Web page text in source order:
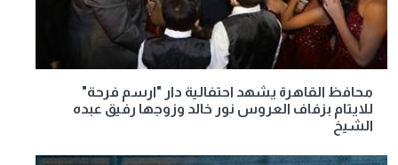
محافظ القاهرة يشهد احتفالية دار "ارسم فرحة"
للايتام بزفاف العروس نور خالد وزوجها رفيق عبده
الشيخ